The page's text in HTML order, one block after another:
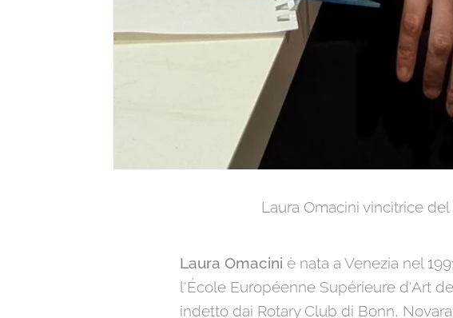
Laura Omacini vincitrice
Laura Omacini è nata a Venezia nel
l'École Européenne Supérieure d'Art
indetto dai Rotary Club di Bonn,